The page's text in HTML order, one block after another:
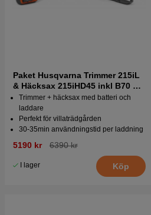
Paket Husqvarna Trimmer 215iL
& Häcksax 215iHD45 inkl B70 &
C80
Trimmer + häcksax med batteri och
laddare
Perfekt för villaträdgården
30-35min användningstid per laddning
5190 kr 6390 kr
I lager Köp